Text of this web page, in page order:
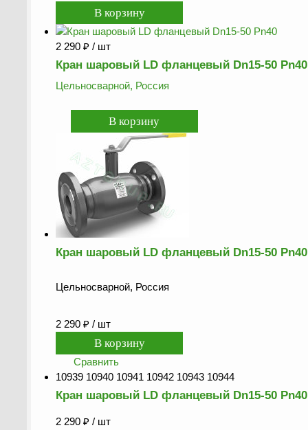
2 290 ₽ / шт
Кран шаровый LD фланцевый Dn15-50 Pn40
Цельносварной, Россия
Кран шаровый LD фланцевый Dn15-50 Pn40
Цельносварной, Россия
2 290 ₽ / шт
Сравнить
10939 10940 10941 10942 10943 10944
Кран шаровый LD фланцевый Dn15-50 Pn40
2 290 ₽ / шт